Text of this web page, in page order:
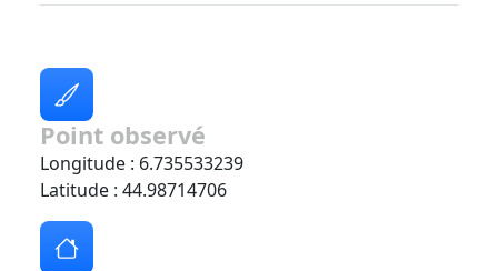
Point observé
Longitude : 6.735533239
Latitude : 44.98714706